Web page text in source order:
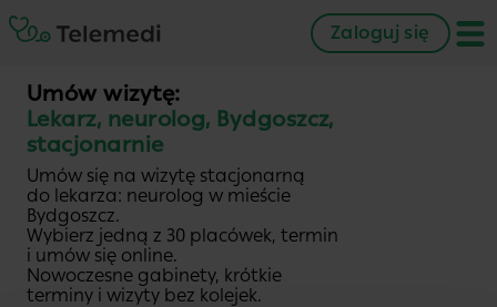
Zaloguj się
Umów wizytę:
Lekarz, neurolog, Bydgoszcz,
stacjonarnie
Umów się na wizytę stacjonarną
do lekarza: neurolog w mieście
Bydgoszcz.
Wybierz jedną z 30 placówek, termin
i umów się online.
Nowoczesne gabinety, krótkie
terminy i wizyty bez kolejek.